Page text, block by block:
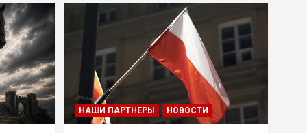
НАШИ ПАРТНЕРЫ НОВОСТИ